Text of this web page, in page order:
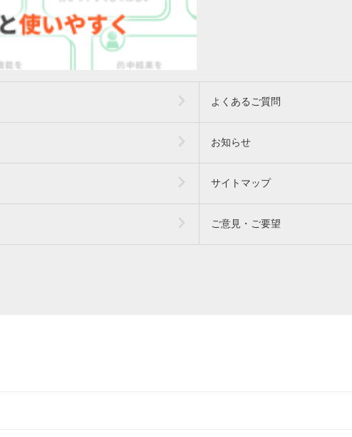
よくあるご質問
お知らせ
サイトマップ
ご意見・ご要望